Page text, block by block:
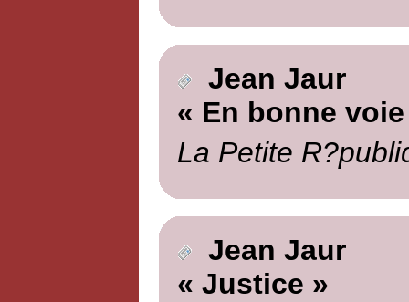
Jean Jaur
« En bonne
La Petite
Jean Jaur
« Justice »